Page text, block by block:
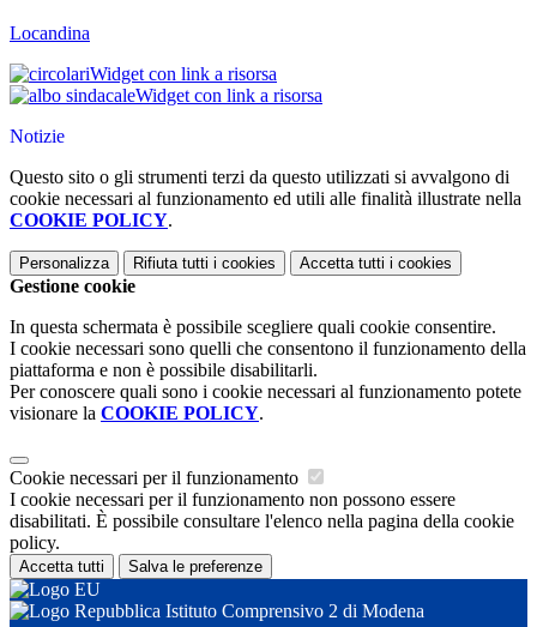
Locandina
Widget con link a risorsa
Widget con link a risorsa
Notizie
Questo sito o gli strumenti terzi da questo utilizzati si avvalgono di
cookie necessari al funzionamento ed utili alle finalità illustrate nella
COOKIE POLICY.
Personalizza Rifiuta tutti i cookies Accetta tutti i cookies
Gestione cookie
In questa schermata è possibile scegliere quali cookie consentire.
I cookie necessari sono quelli che consentono il funzionamento della
piattaforma e non è possibile disabilitarli.
Per conoscere quali sono i cookie necessari al funzionamento potete
visionare la COOKIE POLICY.
Cookie necessari per il funzionamento
I cookie necessari per il funzionamento non possono essere
disabilitati. È possibile consultare l'elenco nella pagina della cookie
policy.
Accetta tutti Salva le preferenze
Istituto Comprensivo 2 di Modena